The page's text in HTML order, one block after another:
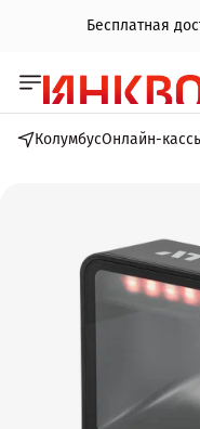
Бесплатная
КолумбусОнлайн-